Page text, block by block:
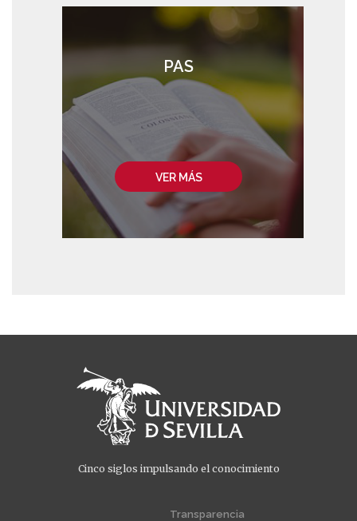
VER MÁS
PAS
Cinco siglos impulsando el conocimiento
Transparencia